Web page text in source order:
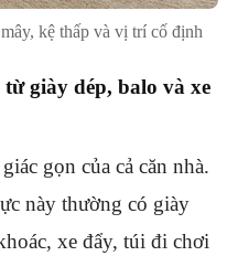
kệ thấp và vị trí cố định
giày dép, balo và xe
gọn của cả căn nhà.
này thường có giày
xe đẩy, túi đi chơi